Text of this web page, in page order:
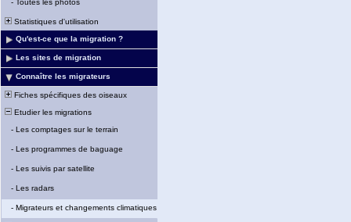
- Toutes les photos
Statistiques d'utilisation
Qu'est-ce que la migration ?
Les sites de migration
Connaître les migrateurs
Fiches spécifiques des oiseaux
Etudier les migrations
- Les comptages sur le terrain
- Les programmes de baguage
- Les suivis par satellite
- Les radars
- Migrateurs et changements climatiques